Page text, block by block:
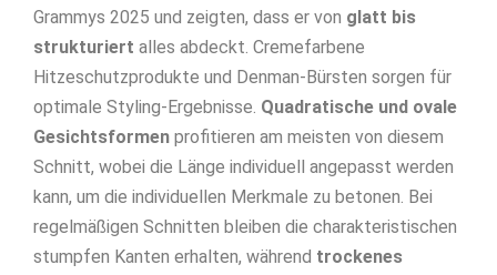
Grammys 2025 und zeigten, dass er von glatt bis
strukturiert alles abdeckt. Cremefarbene
Hitzeschutzprodukte und Denman-Bürsten sorgen für
optimale Styling-Ergebnisse. Quadratische und ovale
Gesichtsformen profitieren am meisten von diesem
Schnitt, wobei die Länge individuell angepasst werden
kann, um die individuellen Merkmale zu betonen. Bei
regelmäßigen Schnitten bleiben die charakteristischen
stumpfen Kanten erhalten, während trockenes